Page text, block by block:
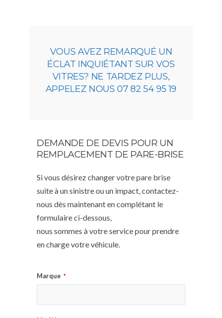
VOUS AVEZ REMARQUÉ UN
ÉCLAT INQUIÉTANT SUR VOS
VITRES? NE TARDEZ PLUS,
APPELEZ NOUS 07 82 54 95 19
DEMANDE DE DEVIS POUR UN
REMPLACEMENT DE PARE-BRISE
Si vous désirez changer votre pare brise
suite à un sinistre ou un impact, contactez-
nous dès maintenant en complétant le
formulaire ci-dessous,
nous sommes à votre service pour prendre
en charge votre véhicule.
Marque *